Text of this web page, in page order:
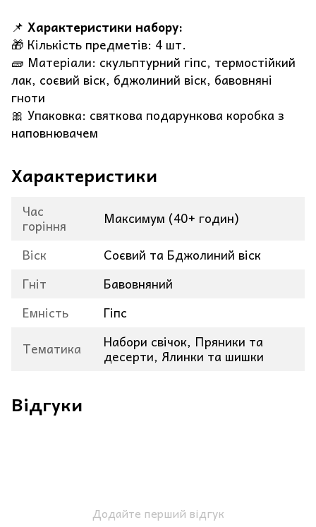
📌 Характеристики набору:
🎁 Кількість предметів: 4 шт.
🧱 Матеріали: скульптурний гіпс, термостійкий
лак, соєвий віск, бджолиний віск, бавовняні
гноти
🎀 Упаковка: святкова подарункова коробка з
наповнювачем
Характеристики
Час
горіння
Максимум (40+ годин)
Віск
Соєвий та Бджолиний віск
Гніт
Бавовняний
Емність
Гіпс
Тематика
Набори свічок, Пряники та
десерти, Ялинки та шишки
Відгуки
Додайте перший відгук